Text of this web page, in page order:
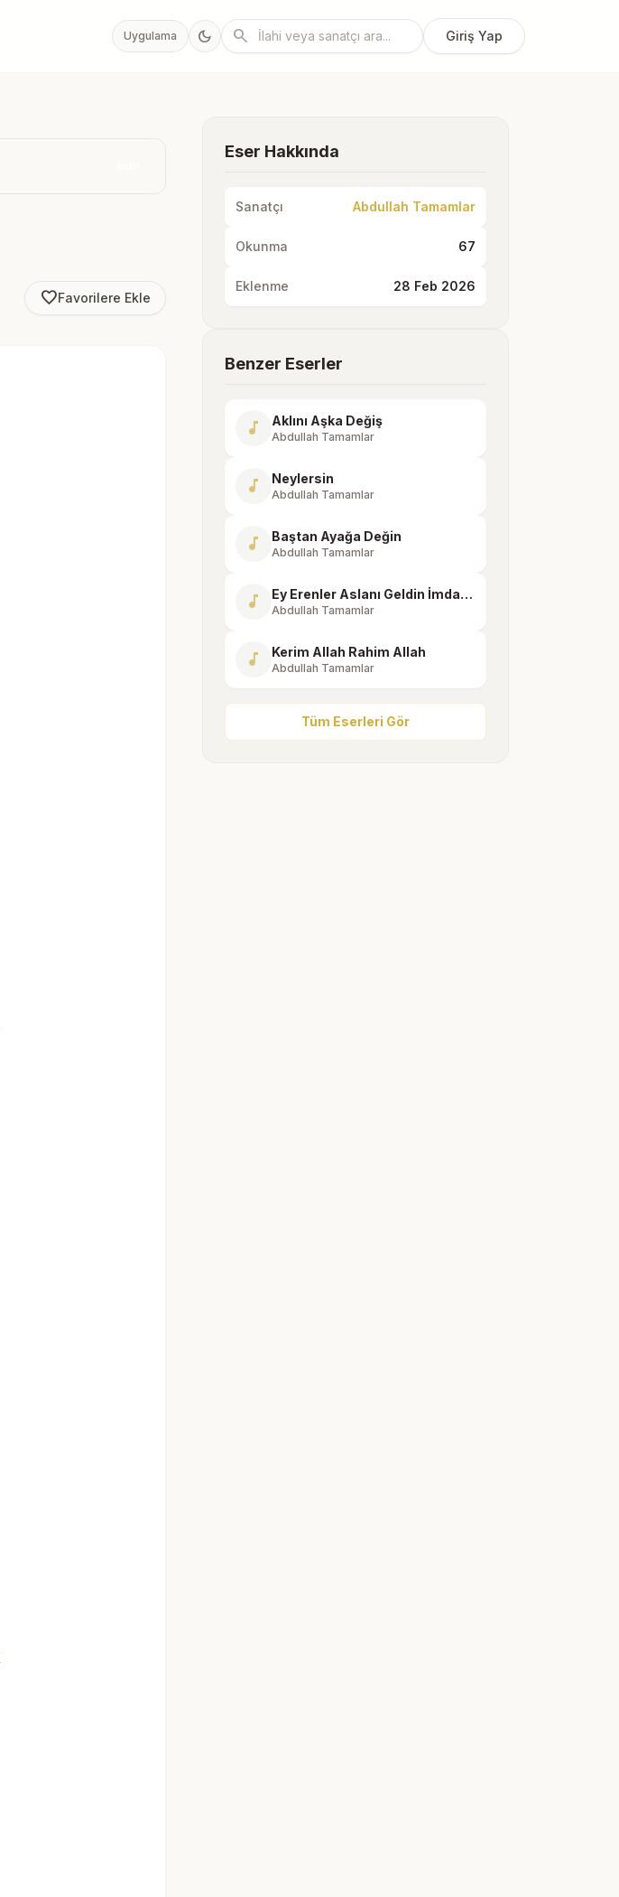
Uygulama dark_mode search Giriş Yap
favorite_borderFavorilere Ekle
Eser Hakkında
Sanatçı Abdullah Tamamlar
Okunma 67
Eklenme 28 Feb 2026
Benzer Eserler
music_note Aklını Aşka Değiş
Abdullah Tamamlar
music_note Neylersin
Abdullah Tamamlar
music_note Baştan Ayağa Değin
Abdullah Tamamlar
music_note Ey Erenler Aslanı Geldin İmdada Saki
Abdullah Tamamlar
music_note Kerim Allah Rahim Allah
Abdullah Tamamlar
Tüm Eserleri Gör